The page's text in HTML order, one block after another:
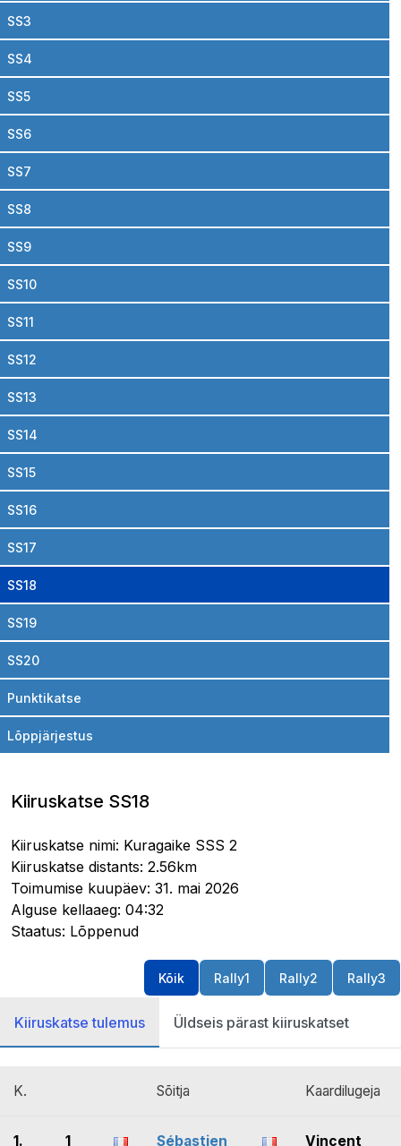
SS3
SS4
SS5
SS6
SS7
SS8
SS9
SS10
SS11
SS12
SS13
SS14
SS15
SS16
SS17
SS18
SS19
SS20
Punktikatse
Lõppjärjestus
Kiiruskatse SS18
Kiiruskatse nimi: Kuragaike SSS 2
Kiiruskatse distants: 2.56km
Toimumise kuupäev: 31. mai 2026
Alguse kellaaeg: 04:32
Staatus: Lõppenud
Kõik Rally1 Rally2 Rally3
Kiiruskatse tulemus Üldseis pärast kiiruskatset
K. Sõitja Kaardilugeja
1. 1 Sébastien Vincent